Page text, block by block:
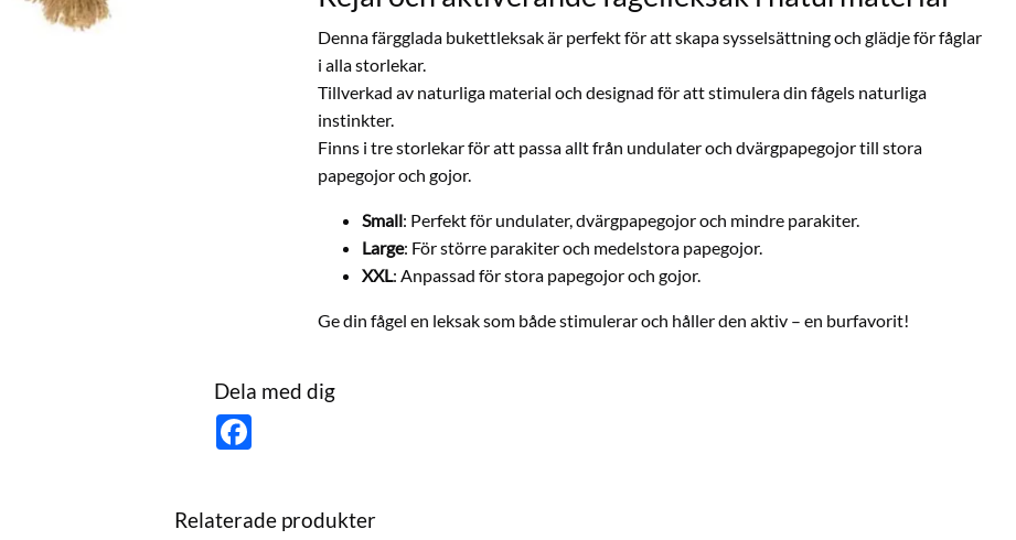
Denna färgglada bukettleksak är perfekt för att skapa sysselsättning och glädje för fåglar
i alla storlekar.
Tillverkad av naturliga material och designad för att stimulera din fågels naturliga
instinkter.
Finns i tre storlekar för att passa allt från undulater och dvärgpapegojor till stora
papegojor och gojor.
Small: Perfekt för undulater, dvärgpapegojor och mindre parakiter.
Large: För större parakiter och medelstora papegojor.
XXL: Anpassad för stora papegojor och gojor.
Ge din fågel en leksak som både stimulerar och håller den aktiv – en burfavorit!
Dela med dig
o
Relaterade produkter